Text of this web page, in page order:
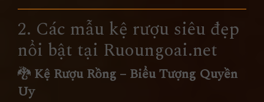
2. Các mẫu kệ rượu siêu đẹp
nổi bật tại Ruoungoai.net
🐉 Kệ Rượu Rồng – Biểu Tượng Quyền
Uy